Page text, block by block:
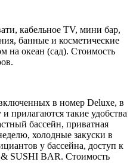
кабельное TV, мини бар,
банные и косметические
на океан (сад). Стоимость
в номер Deluxe, в
прилагаются такие удобства
бассейн, приватная
холодные закуски в
у бассейна, доступ к
SUSHI BAR. Стоимость